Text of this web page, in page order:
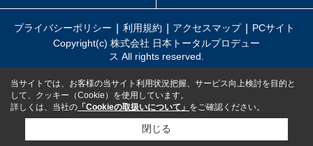
プライバシーポリシー 利用規約 アクセスマップ
PCサイト
Copyright(c) 株式会社 日本トータルプロデュー
ス All rights reserved.
当サイトでは、お客様の当サイト利用状況把握、サービス向上検討を目的と
して、クッキー（Cookie）を使用しています。
詳しくは、当社の 「Cookieの取扱いについて」 をご確認ください。
閉じる